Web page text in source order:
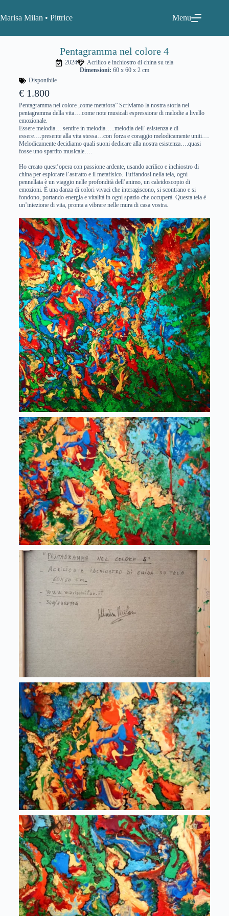
Marisa Milan • Pittrice Menu
Pentagramma nel colore 4
2024
Acrilico e inchiostro di china su tela
Dimensioni: 60 x 60 x 2 cm
Disponibile
€ 1.800
Pentagramma nel colore ,come metafora” Scriviamo la nostra storia nel
pentagramma della vita….come note musicali espressione di melodie a livello
emozionale.
Essere melodia….sentire in melodia…..melodia dell’ esistenza e di
essere….presente alla vita stessa…con forza e coraggio melodicamente uniti….
Melodicamente decidiamo quali suoni dedicare alla nostra esistenza….quasi
fosse uno spartito musicale….
Ho creato quest’opera con passione ardente, usando acrilico e inchiostro di
china per esplorare l’astratto e il metafisico. Tuffandosi nella tela, ogni
pennellata è un viaggio nelle profondità dell’animo, un caleidoscopio di
emozioni. È una danza di colori vivaci che interagiscono, si scontrano e si
fondono, portando energia e vitalità in ogni spazio che occuperà. Questa tela è
un’iniezione di vita, pronta a vibrare nelle mura di casa vostra.